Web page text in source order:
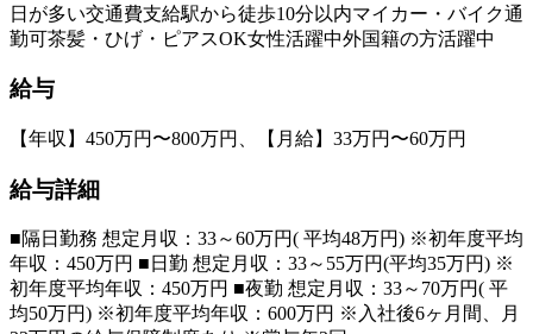
日が多い交通費支給駅から徒歩10分以内マイカー・バイク通
勤可茶髪・ひげ・ピアスOK女性活躍中外国籍の方活躍中
給与
【年収】450万円〜800万円、【月給】33万円〜60万円
給与詳細
■隔日勤務 想定月収：33～60万円( 平均48万円) ※初年度平均
年収：450万円 ■日勤 想定月収：33～55万円(平均35万円) ※
初年度平均年収：450万円 ■夜勤 想定月収：33～70万円( 平
均50万円) ※初年度平均年収：600万円 ※入社後6ヶ月間、月